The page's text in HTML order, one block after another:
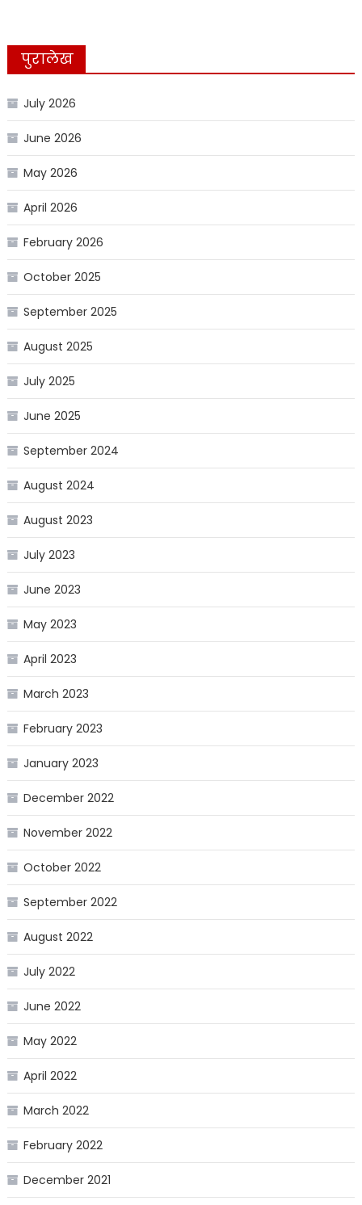
पुरालेख
July 2026
June 2026
May 2026
April 2026
February 2026
October 2025
September 2025
August 2025
July 2025
June 2025
September 2024
August 2024
August 2023
July 2023
June 2023
May 2023
April 2023
March 2023
February 2023
January 2023
December 2022
November 2022
October 2022
September 2022
August 2022
July 2022
June 2022
May 2022
April 2022
March 2022
February 2022
December 2021